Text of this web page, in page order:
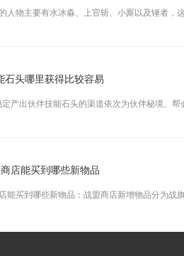
人物主要有水冰淼、上官斩、小厮以及锤者，
石头哪里获得比较容易
产出伙伴技能石头的渠道依次为伙伴秘境、
店能买到哪些新物品
能买到哪些新物品：战盟商店新增物品分为战